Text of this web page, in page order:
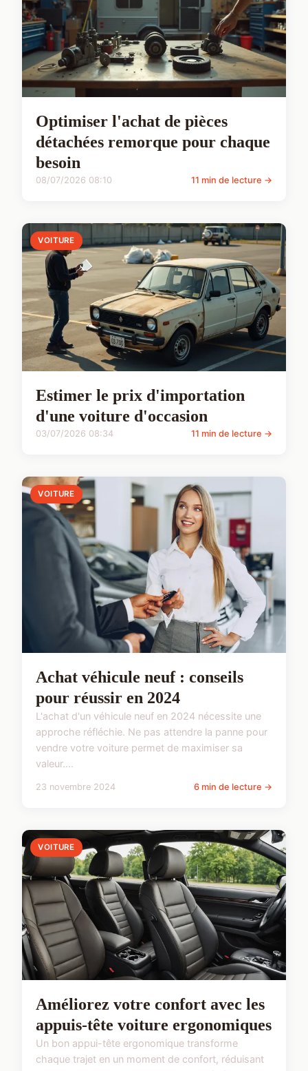
Optimiser l'achat de pièces
détachées remorque pour chaque
besoin
08/07/2026 08:10 11 min de lecture →
VOITURE
Estimer le prix d'importation
d'une voiture d'occasion
03/07/2026 08:34 11 min de lecture →
VOITURE
Achat véhicule neuf : conseils
pour réussir en 2024
L'achat d'un véhicule neuf en 2024 nécessite une
approche réfléchie. Ne pas attendre la panne pour
vendre votre voiture permet de maximiser sa
valeur....
23 novembre 2024 6 min de lecture →
VOITURE
Améliorez votre confort avec les
appuis-tête voiture ergonomiques
Un bon appui-tête ergonomique transforme
chaque trajet en un moment de confort, réduisant